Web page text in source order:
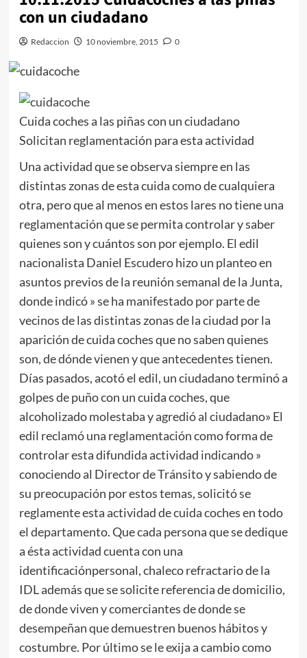
con un ciudadano
Redaccion 10 noviembre, 2015 0
Cuida coches a las piñas con un ciudadano
Solicitan reglamentación para esta actividad
Una actividad que se observa siempre en las
distintas zonas de esta cuida como de cualquiera
otra, pero que al menos en estos lares no tiene una
reglamentación que se permita controlar y saber
quienes son y cuántos son por ejemplo. El edil
nacionalista Daniel Escudero hizo un planteo en
asuntos previos de la reunión semanal de la Junta,
donde indicó » se ha manifestado por parte de
vecinos de las distintas zonas de la ciudad por la
aparición de cuida coches que no saben quienes
son, de dónde vienen y que antecedentes tienen.
Días pasados, acotó el edil, un ciudadano terminó a
golpes de puño con un cuida coches, que
alcoholizado molestaba y agredió al ciudadano» El
edil reclamó una reglamentación como forma de
controlar esta difundida actividad indicando »
conociendo al Director de Tránsito y sabiendo de
su preocupación por estos temas, solicitó se
reglamente esta actividad de cuida coches en todo
el departamento. Que cada persona que se dedique
a ésta actividad cuenta con una
identificaciónpersonal, chaleco refractario de la
IDL además que se solicite referencia de domicilio,
de donde viven y comerciantes de donde se
desempeñan que demuestren buenos hábitos y
costumbre. Por último se le exija a cambio como